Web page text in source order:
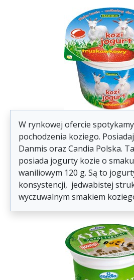
W rynkowej ofercie
pochodzenia koziego.
Danmis oraz Candia Polska.
posiada jogurty kozie o
waniliowym 120 g. Są to
konsystencji, jedwabistej
wyczuwalnym smakiem